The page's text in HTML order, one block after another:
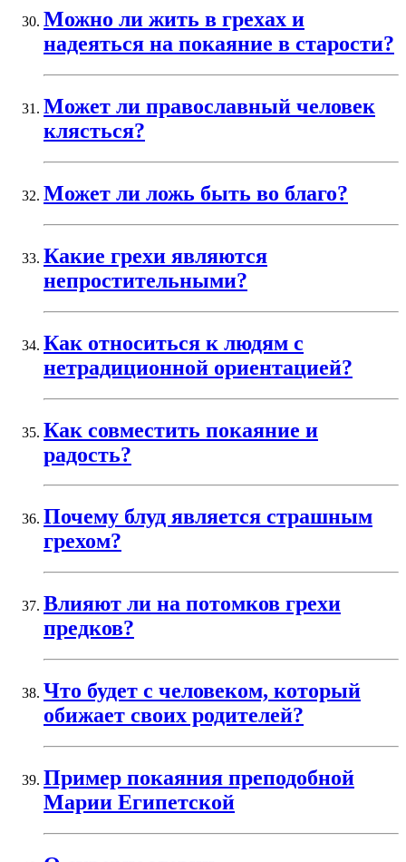
Можно ли жить в грехах и
надеяться на покаяние в старости?
Может ли православный человек
клясться?
Может ли ложь быть во благо?
Какие грехи являются
непростительными?
Как относиться к людям с
нетрадиционной ориентацией?
Как совместить покаяние и
радость?
Почему блуд является страшным
грехом?
Влияют ли на потомков грехи
предков?
Что будет с человеком, который
обижает своих родителей?
Пример покаяния преподобной
Марии Египетской